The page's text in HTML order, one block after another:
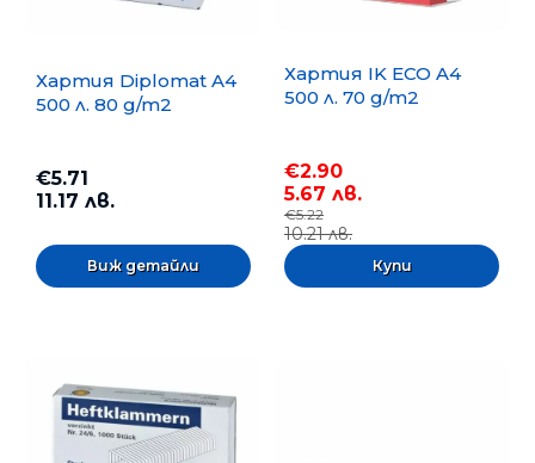
Хартия Diplomat A4
500 л. 80 g/m2
€5.71
11.17 лв.
Виж детайли
Хартия IK ECO A4
500 л. 70 g/m2
€2.90
5.67 лв.
€5.22
10.21 лв.